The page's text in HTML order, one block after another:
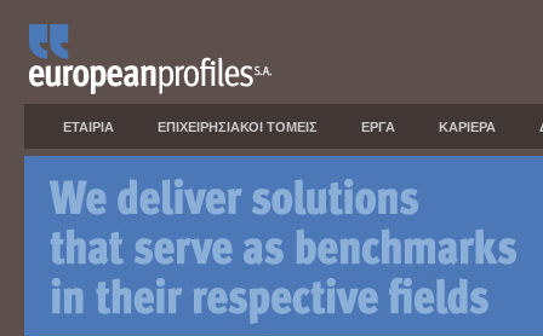
ΕΤΑΙΡΙΑ ΕΠΙΧΕΙΡΗΣΙΑΚΟΙ ΤΟΜΕΙΣ ΕΡΓΑ ΚΑΡΙΕΡΑ